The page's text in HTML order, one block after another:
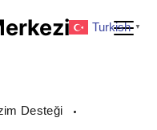
Desteği
Turkish ▼